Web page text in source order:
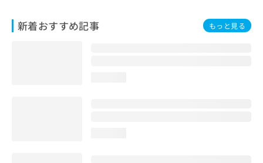
新着おすすめ記事 もっと見る
問
い